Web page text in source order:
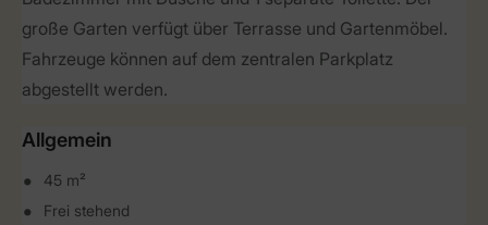
große Garten verfügt über Terrasse und Gartenmöbel.
Fahrzeuge können auf dem zentralen Parkplatz
abgestellt werden.
Allgemein
45 m²
Frei stehend